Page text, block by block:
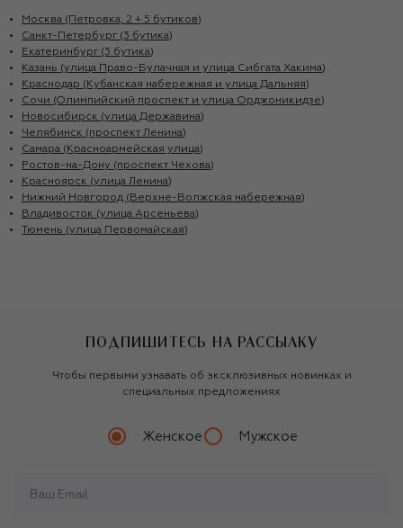
Москва (Петровка, 2 + 5 бутиков)
Санкт-Петербург (3 бутика)
Екатеринбург (3 бутика)
Казань (улица Право-Булачная и улица Сибгата Хакима)
Краснодар (Кубанская набережная и улица Дальняя)
Сочи (Олимпийский проспект и улица Орджоникидзе)
Новосибирск (улица Державина)
Челябинск (проспект Ленина)
Самара (Красноармейская улица)
Ростов-на-Дону (проспект Чехова)
Красноярск (улица Ленина)
Нижний Новгород (Верхне-Волжская набережная)
Владивосток (улица Арсеньева)
Тюмень (улица Первомайская)
ПОДПИШИТЕСЬ НА РАССЫЛКУ
Чтобы первыми узнавать об эксклюзивных новинках и
специальных предложениях
Женское Мужское